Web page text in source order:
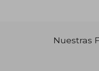
Nuestras